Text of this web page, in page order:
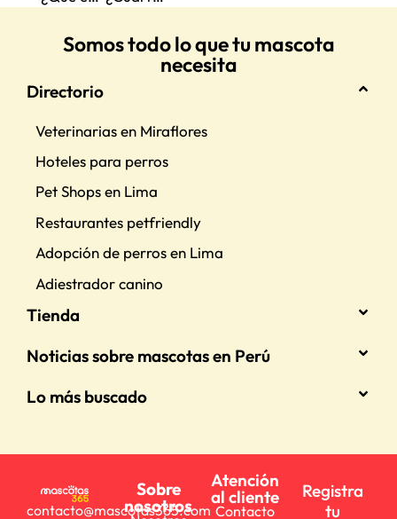
Somos todo lo que tu mascota
necesita
Directorio
Veterinarias en Miraflores
Hoteles para perros
Pet Shops en Lima
Restaurantes petfriendly
Adopción de perros en Lima
Adiestrador canino
Tienda
Noticias sobre mascotas en Perú
Lo más buscado
contacto@mascotas365.com
Sobre
nosotros
Atención
al cliente
Contacto
Registra
tu